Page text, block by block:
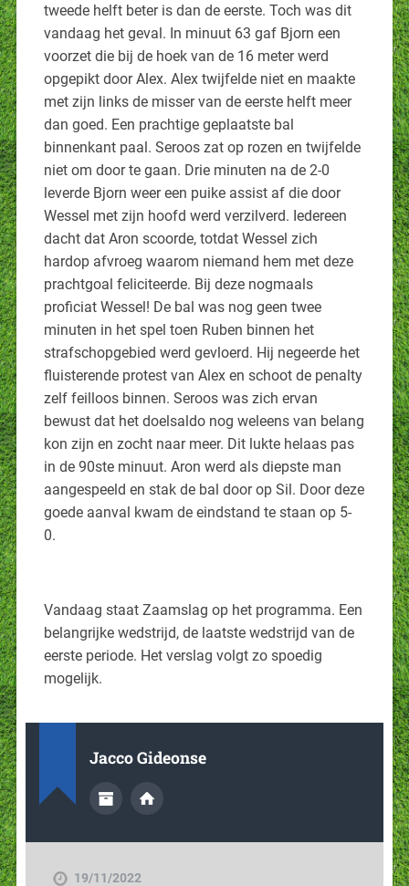
tweede helft beter is dan de eerste. Toch was dit
vandaag het geval. In minuut 63 gaf Bjorn een
voorzet die bij de hoek van de 16 meter werd
opgepikt door Alex. Alex twijfelde niet en maakte
met zijn links de misser van de eerste helft meer
dan goed. Een prachtige geplaatste bal
binnenkant paal. Seroos zat op rozen en twijfelde
niet om door te gaan. Drie minuten na de 2-0
leverde Bjorn weer een puike assist af die door
Wessel met zijn hoofd werd verzilverd. Iedereen
dacht dat Aron scoorde, totdat Wessel zich
hardop afvroeg waarom niemand hem met deze
prachtgoal feliciteerde. Bij deze nogmaals
proficiat Wessel! De bal was nog geen twee
minuten in het spel toen Ruben binnen het
strafschopgebied werd gevloerd. Hij negeerde het
fluisterende protest van Alex en schoot de penalty
zelf feilloos binnen. Seroos was zich ervan
bewust dat het doelsaldo nog weleens van belang
kon zijn en zocht naar meer. Dit lukte helaas pas
in de 90ste minuut. Aron werd als diepste man
aangespeeld en stak de bal door op Sil. Door deze
goede aanval kwam de eindstand te staan op 5-
0.
Vandaag staat Zaamslag op het programma. Een
belangrijke wedstrijd, de laatste wedstrijd van de
eerste periode. Het verslag volgt zo spoedig
mogelijk.
Jacco Gideonse
19/11/2022